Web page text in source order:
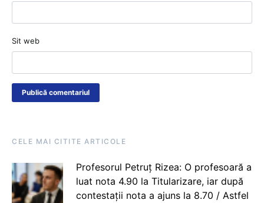
Sit web
CELE MAI CITITE ARTICOLE
Profesorul Petruț Rizea: O profesoară a
luat nota 4.90 la Titularizare, iar după
contestații nota a ajuns la 8.70 / Astfel